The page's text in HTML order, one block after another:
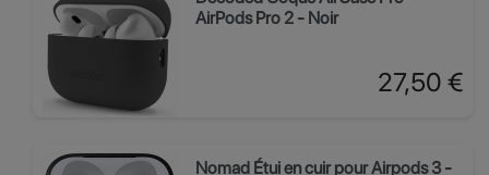
AirPods Pro 2 - Noir
Prix
27,50 €
Nomad Étui en cuir pour Airpods 3 -